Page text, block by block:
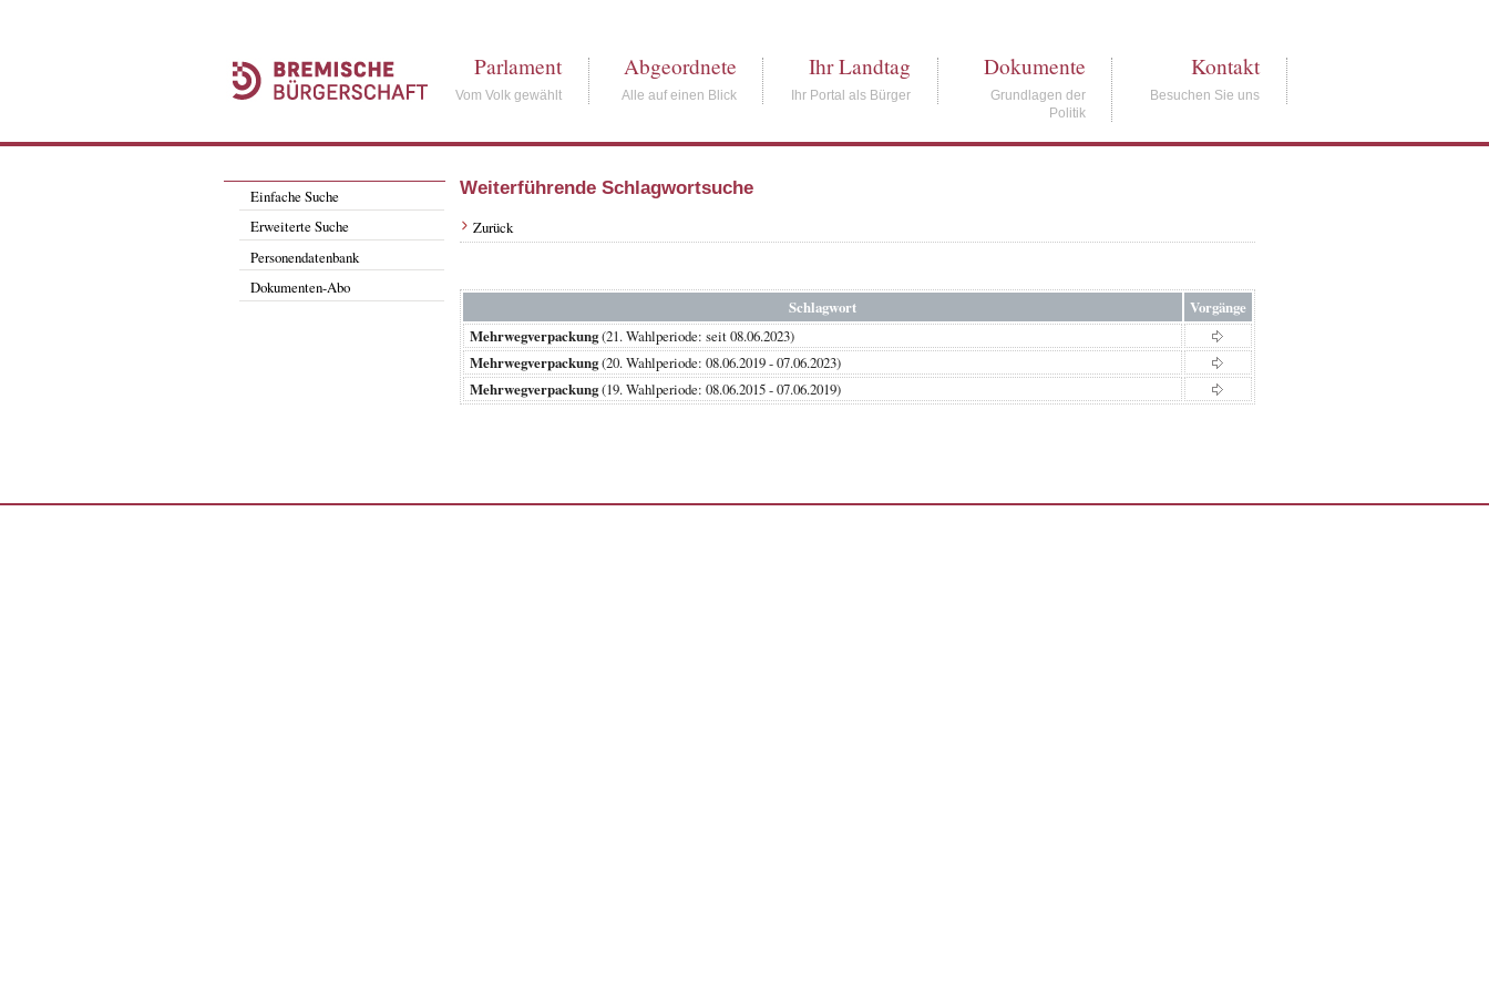
Parlament
Vom Volk gewählt
Abgeordnete
Alle auf einen Blick
Ihr Landtag
Ihr Portal als Bürger
Dokumente
Grundlagen der
Politik
Kontakt
Besuchen Sie uns
Einfache Suche
Erweiterte Suche
Personendatenbank
Dokumenten-Abo
Weiterführende Schlagwortsuche
Zurück
Schlagwort
Vorgänge
Mehrwegverpackung(21. Wahlperiode: seit 08.06.2023)
Mehrwegverpackung(20. Wahlperiode: 08.06.2019 - 07.06.2023)
Mehrwegverpackung(19. Wahlperiode: 08.06.2015 - 07.06.2019)